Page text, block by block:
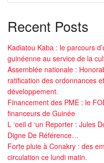
Recent Posts
Kadiatou Kaba : le parcours
guinéenne au service de la
Assemblée nationale :
ratification des ordonnances
développement.
Financement des PME : le
financeurs de Guinée
L ‘oeil d ‘un Reporter : Jules
Digne De Référence…
Forte pluie à Conakry : des
circulation ce lundi matin.